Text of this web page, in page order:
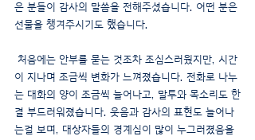
은 분들이 감사의 말씀을 전해주셨습니다. 어떤 분은
선물을 챙겨주시기도 했습니다.
이 지나며 조금씩 변화가 느껴졌습니다. 전화로 나누
는 대화의 양이 조금씩 늘어나고, 말투와 목소리도 한
결 부드러워졌습니다. 웃음과 감사의 표현도 늘어나
는걸 보며, 대상자들의 경계심이 많이 누그러졌음을